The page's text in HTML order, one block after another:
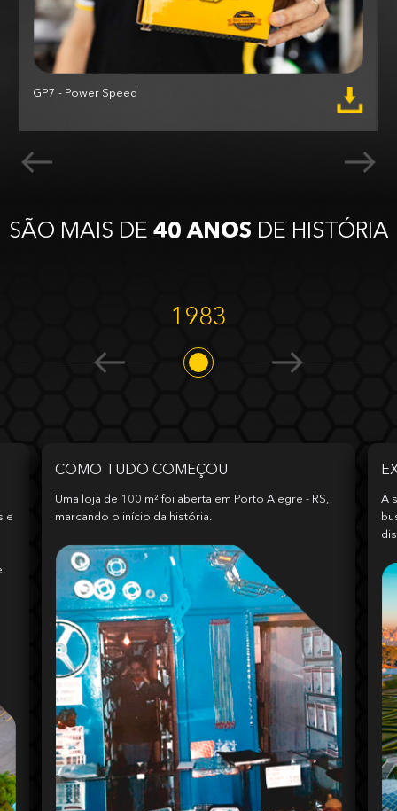
GP7 - Power Speed
SÃO MAIS DE 40 ANOS DE HISTÓRIA
1983
e
COMO TUDO COMEÇOU
Uma loja de 100 m² foi aberta em Porto Alegre - RS,
marcando o início da história.
A